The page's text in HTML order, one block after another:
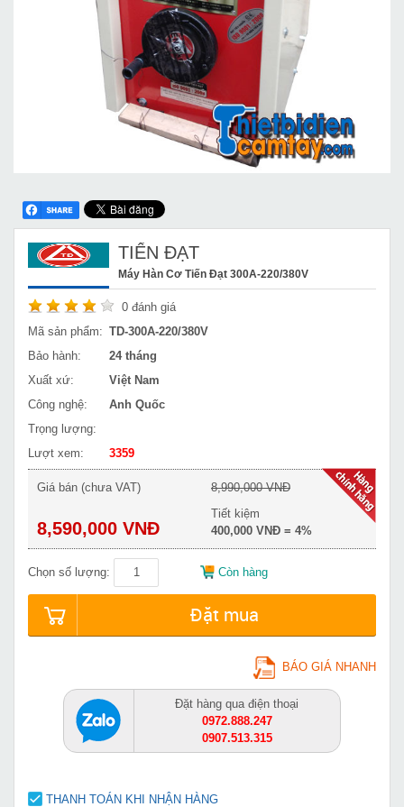
TIẾN ĐẠT
Máy Hàn Cơ Tiến Đạt 300A-220/380V
0 đánh giá
Mã sản phẩm: TD-300A-220/380V
Bảo hành:
24 tháng
Xuất xứ:
Việt Nam
Công nghệ:
Anh Quốc
Trọng lượng:
Lượt xem:
3359
Giá bán (chưa VAT)
8,590,000 VNĐ
8,990,000 VNĐ
Tiết kiệm
400,000 VNĐ = 4%
Chọn số lượng: Còn hàng
Đặt mua
BÁO GIÁ NHANH
Đặt hàng qua điện thoại
0972.888.247
0907.513.315
THANH TOÁN KHI NHẬN HÀNG